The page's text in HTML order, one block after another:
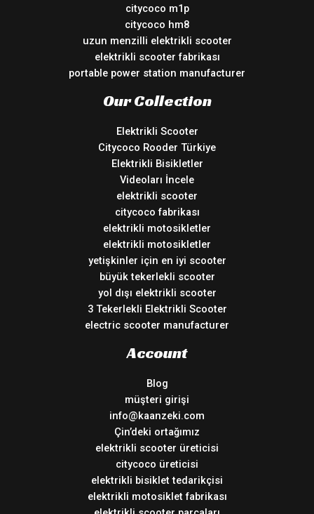
citycoco m1p
citycoco hm8
uzun menzilli elektrikli scooter
elektrikli scooter fabrikası
portable power station manufacturer
Our Collection
Elektrikli Scooter
Citycoco Rooder Türkiye
Elektrikli Bisikletler
Videoları İncele
elektrikli scooter
citycoco fabrikası
elektrikli motosikletler
elektrikli motosikletler
yetişkinler için en iyi scooter
büyük tekerlekli scooter
yol dışı elektrikli scooter
3 Tekerlekli Elektrikli Scooter
electric scooter manufacturer
Account
Blog
müşteri girişi
info@kaanzeki.com
Çin’deki ortağımız
elektrikli scooter üreticisi
citycoco üreticisi
elektrikli bisiklet tedarikçisi
elektrikli motosiklet fabrikası